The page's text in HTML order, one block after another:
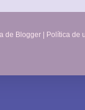
de Blogger | Política de